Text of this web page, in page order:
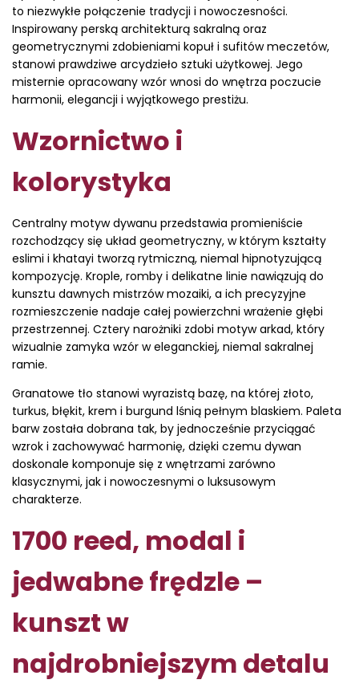
to niezwykłe połączenie tradycji i nowoczesności.
Inspirowany perską architekturą sakralną oraz
geometrycznymi zdobieniami kopuł i sufitów meczetów,
stanowi prawdziwe arcydzieło sztuki użytkowej. Jego
misternie opracowany wzór wnosi do wnętrza poczucie
harmonii, elegancji i wyjątkowego prestiżu.
Wzornictwo i
kolorystyka
Centralny motyw dywanu przedstawia promieniście
rozchodzący się układ geometryczny, w którym kształty
eslimi i khatayi tworzą rytmiczną, niemal hipnotyzującą
kompozycję. Krople, romby i delikatne linie nawiązują do
kunsztu dawnych mistrzów mozaiki, a ich precyzyjne
rozmieszczenie nadaje całej powierzchni wrażenie głębi
przestrzennej. Cztery narożniki zdobi motyw arkad, który
wizualnie zamyka wzór w eleganckiej, niemal sakralnej
ramie.
Granatowe tło stanowi wyrazistą bazę, na której złoto,
turkus, błękit, krem i burgund lśnią pełnym blaskiem. Paleta
barw została dobrana tak, by jednocześnie przyciągać
wzrok i zachowywać harmonię, dzięki czemu dywan
doskonale komponuje się z wnętrzami zarówno
klasycznymi, jak i nowoczesnymi o luksusowym
charakterze.
1700 reed, modal i
jedwabne frędzle –
kunszt w
najdrobniejszym detalu